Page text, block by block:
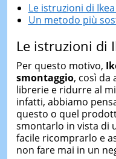
Le istruzioni di
Un metodo più
Le istruzioni di
Per questo motivo,
smontaggio, così da
librerie e ridurre al
infatti, abbiamo
questo o quel
smontarlo in vista di
facile ricomprarlo e
non fare mai in un